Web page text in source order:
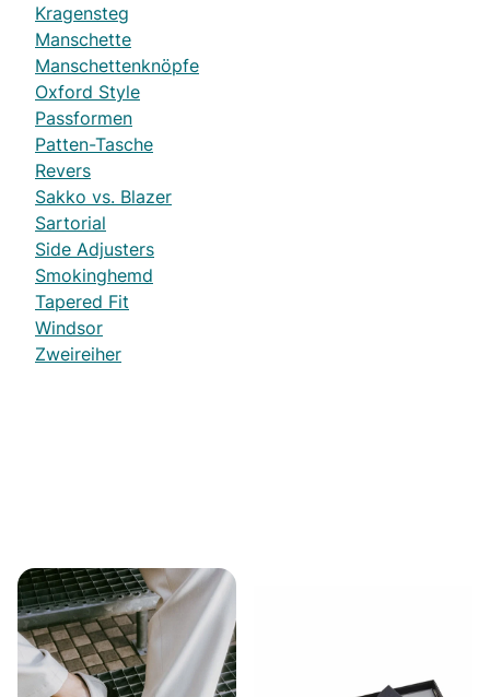
Kragensteg
Manschette
Manschettenknöpfe
Oxford Style
Passformen
Patten-Tasche
Revers
Sakko vs. Blazer
Sartorial
Side Adjusters
Smokinghemd
Tapered Fit
Windsor
Zweireiher